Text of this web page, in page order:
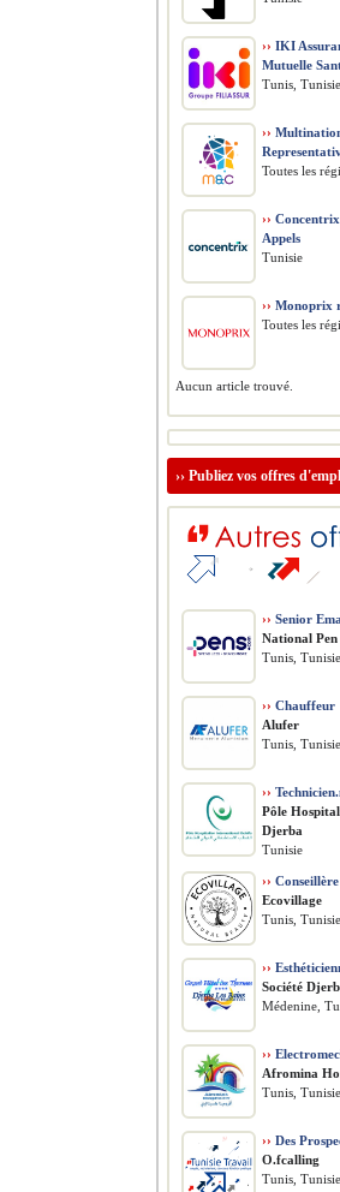
›› IKI
Mutuelle
Tunis, Tunisie
››
Toutes les
››
Appels
Tunisie
›› Monoprix
Toutes les
Aucun article trouvé.
›› Publiez vos offres
›› Senior
National Pen
Tunis, Tunisie
›› Chauffeur
Alufer
Tunis, Tunisie
››
Pôle
Djerba
Tunisie
››
Ecovillage
Tunis, Tunisie
››
Société
Médenine,
››
Afromina
Tunis, Tunisie
›› Des
O.fcalling
Tunis, Tunisie